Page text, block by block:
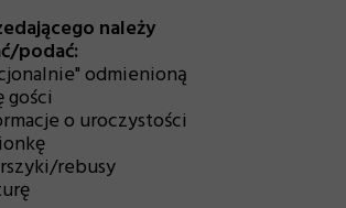
należy
podać:
odmienioną
gości
o uroczystości
rebusy